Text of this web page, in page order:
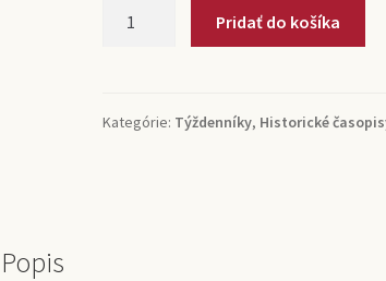
Pridať do košíka
Kategórie: Týždenníky, Historické
Popis